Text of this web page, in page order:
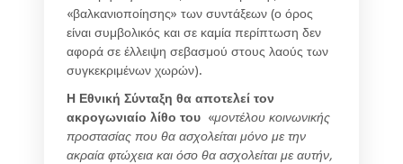
«βαλκανιοποίησης» των συντάξεων (ο όρος
είναι συμβολικός και σε καμία περίπτωση δεν
αφορά σε έλλειψη σεβασμού στους λαούς των
συγκεκριμένων χωρών).
Η Εθνική Σύνταξη θα αποτελεί τον
ακρογωνιαίο λίθο του «μοντέλου κοινωνικής
προστασίας που θα ασχολείται μόνο με την
ακραία φτώχεια και όσο θα ασχολείται με αυτήν,